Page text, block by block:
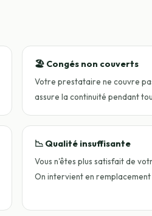
🏖️ Congés non couverts
Votre prestataire ne couvre
assure la continuité pendant
📉 Qualité insuffisante
Vous n'êtes plus satisfait de
On intervient en